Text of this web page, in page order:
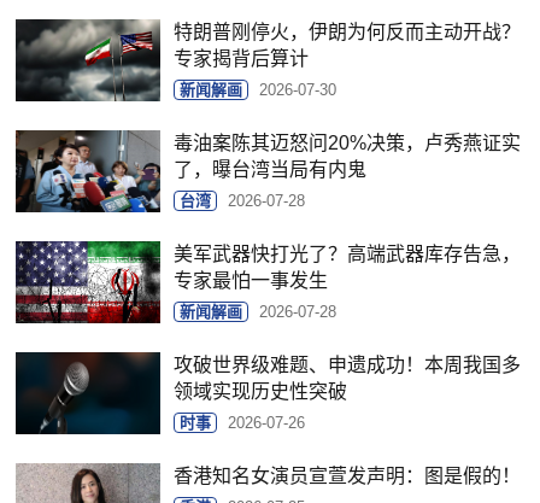
特朗普刚停火，伊朗为何反而主动开战？
专家揭背后算计
新闻解画 2026-07-30
毒油案陈其迈怒问20%决策，卢秀燕证实
了，曝台湾当局有内鬼
台湾 2026-07-28
美军武器快打光了？高端武器库存告急，
专家最怕一事发生
新闻解画 2026-07-28
攻破世界级难题、申遗成功！本周我国多
领域实现历史性突破
时事 2026-07-26
香港知名女演员宣萱发声明：图是假的！